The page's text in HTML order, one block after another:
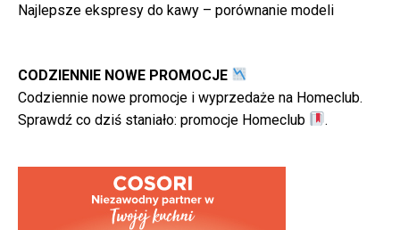
Najlepsze ekspresy do kawy – porównanie modeli
CODZIENNIE NOWE PROMOCJE
Codziennie nowe promocje i wyprzedaże na Homeclub.
Sprawdź co dziś staniało: promocje Homeclub .